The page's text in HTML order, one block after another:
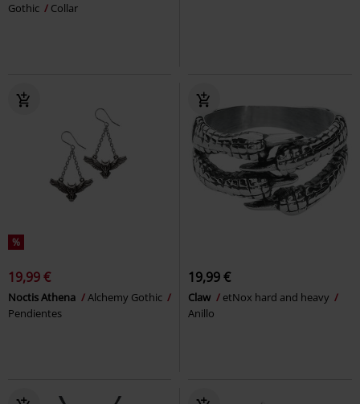
Gothic
Collar
%
19,99 €
Noctis Athena
Alchemy Gothic
Pendientes
19,99 €
Claw
etNox hard and heavy
Anillo